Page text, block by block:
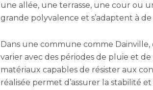
une allée, une terrasse, une cour ou
grande polyvalence et s’adaptent à
Dans une commune comme
varier avec des périodes de pluie et
matériaux capables de résister aux
réalisée permet d’assurer la stabilité